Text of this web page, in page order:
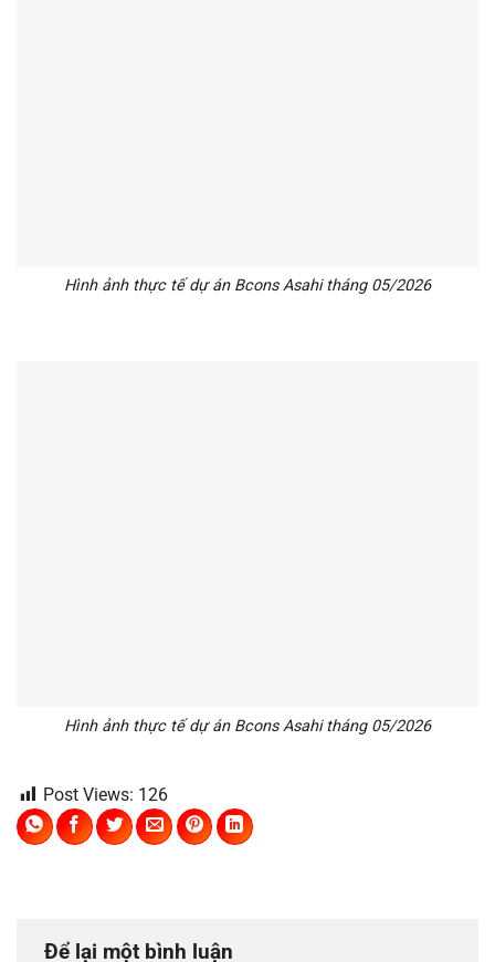
Hình ảnh thực tế dự án Bcons Asahi tháng 05/2026
Hình ảnh thực tế dự án Bcons Asahi tháng 05/2026
Post Views: 126
Để lại một bình luận